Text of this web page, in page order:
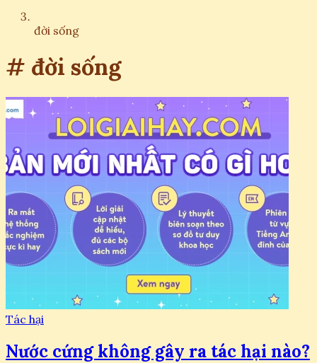
đời sống
# đời sống
Tác hại
Nước cứng không gây ra tác hại nào?